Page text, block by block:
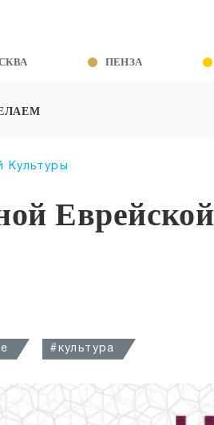
ПЕНЗА
Культуры
Еврейской
#культура